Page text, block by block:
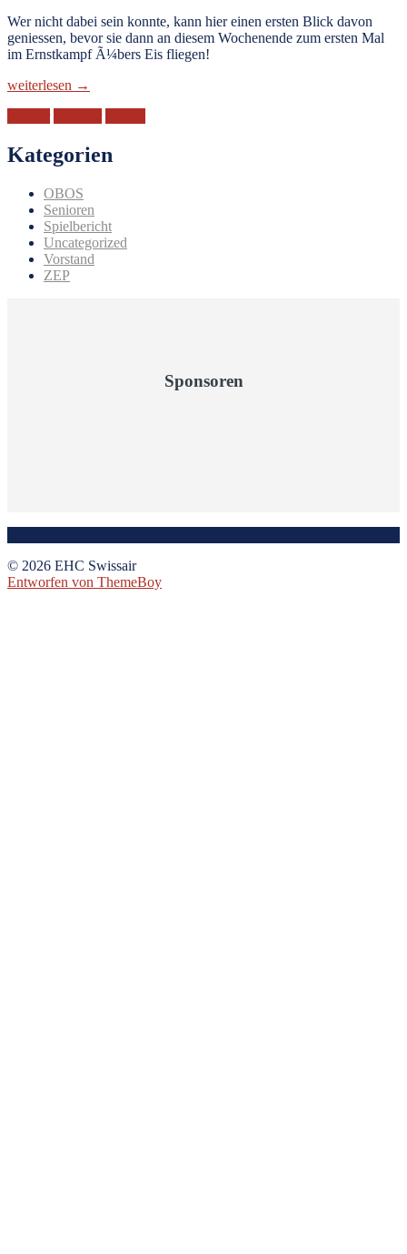
Wer nicht dabei sein konnte, kann hier einen ersten Blick davon
geniessen, bevor sie dann an diesem Wochenende zum ersten Mal
im Ernstkampf Ã¼bers Eis fliegen!
„Der
Swissair
in
neuen
weiterlesen →
Kategorien
OBOS
Senioren
Spielbericht
Uncategorized
Vorstand
ZEP
Sponsoren
© 2026 EHC Swissair
Entworfen von ThemeBoy